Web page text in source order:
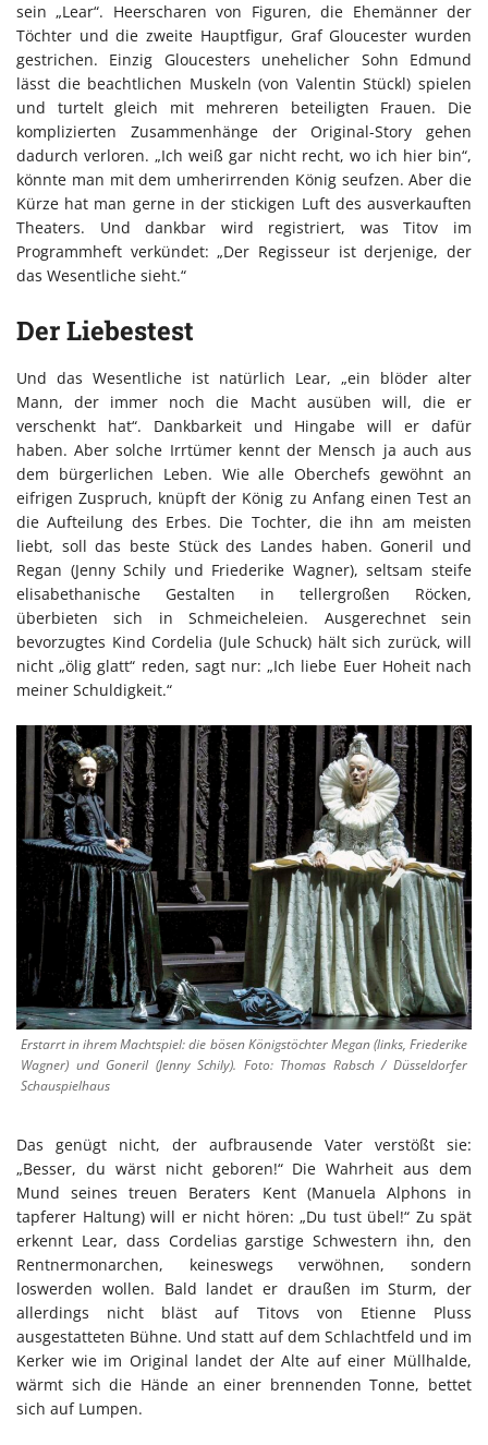
sein „Lear“. Heerscharen von Figuren, die Ehemänner der
Töchter und die zweite Hauptfigur, Graf Gloucester wurden
gestrichen. Einzig Gloucesters unehelicher Sohn Edmund
lässt die beachtlichen Muskeln (von Valentin Stückl) spielen
und turtelt gleich mit mehreren beteiligten Frauen. Die
komplizierten Zusammenhänge der Original-Story gehen
dadurch verloren. „Ich weiß gar nicht recht, wo ich hier bin“,
könnte man mit dem umherirrenden König seufzen. Aber die
Kürze hat man gerne in der stickigen Luft des ausverkauften
Theaters. Und dankbar wird registriert, was Titov im
Programmheft verkündet: „Der Regisseur ist derjenige, der
das Wesentliche sieht.“
Der Liebestest
Und das Wesentliche ist natürlich Lear, „ein blöder alter
Mann, der immer noch die Macht ausüben will, die er
verschenkt hat“. Dankbarkeit und Hingabe will er dafür
haben. Aber solche Irrtümer kennt der Mensch ja auch aus
dem bürgerlichen Leben. Wie alle Oberchefs gewöhnt an
eifrigen Zuspruch, knüpft der König zu Anfang einen Test an
die Aufteilung des Erbes. Die Tochter, die ihn am meisten
liebt, soll das beste Stück des Landes haben. Goneril und
Regan (Jenny Schily und Friederike Wagner), seltsam steife
elisabethanische Gestalten in tellergroßen Röcken,
überbieten sich in Schmeicheleien. Ausgerechnet sein
bevorzugtes Kind Cordelia (Jule Schuck) hält sich zurück, will
nicht „ölig glatt“ reden, sagt nur: „Ich liebe Euer Hoheit nach
meiner Schuldigkeit.“
Erstarrt in ihrem Machtspiel: die bösen Königstöchter Megan (links, Friederike
Wagner) und Goneril (Jenny Schily). Foto: Thomas Rabsch / Düsseldorfer
Schauspielhaus
Das genügt nicht, der aufbrausende Vater verstößt sie:
„Besser, du wärst nicht geboren!“ Die Wahrheit aus dem
Mund seines treuen Beraters Kent (Manuela Alphons in
tapferer Haltung) will er nicht hören: „Du tust übel!“ Zu spät
erkennt Lear, dass Cordelias garstige Schwestern ihn, den
Rentnermonarchen, keineswegs verwöhnen, sondern
loswerden wollen. Bald landet er draußen im Sturm, der
allerdings nicht bläst auf Titovs von Etienne Pluss
ausgestatteten Bühne. Und statt auf dem Schlachtfeld und im
Kerker wie im Original landet der Alte auf einer Müllhalde,
wärmt sich die Hände an einer brennenden Tonne, bettet
sich auf Lumpen.